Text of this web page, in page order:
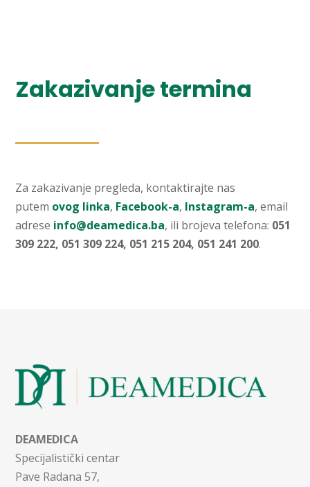
Zakazivanje termina
Za zakazivanje pregleda, kontaktirajte nas
putem ovog linka, Facebook-a, Instagram-a, email
adrese info@deamedica.ba, ili brojeva telefona: 051
309 222, 051 309 224, 051 215 204, 051 241 200.
DEAMEDICA
Specijalistički centar
Pave Radana 57,